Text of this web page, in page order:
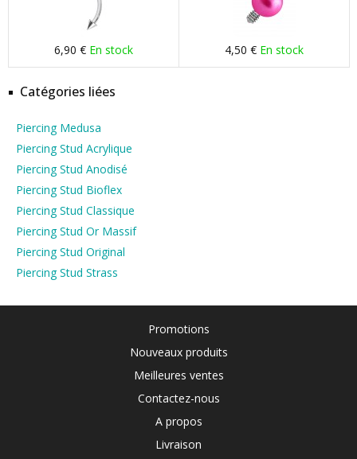
6,90 € En stock 4,50 € En stock
Catégories liées
Piercing Medusa
Piercing Stud Acrylique
Piercing Stud Anodisé
Piercing Stud Bioflex
Piercing Stud Classique
Piercing Stud Or Massif
Piercing Stud Original
Piercing Stud Strass
Promotions
Nouveaux produits
Meilleures ventes
Contactez-nous
A propos
Livraison